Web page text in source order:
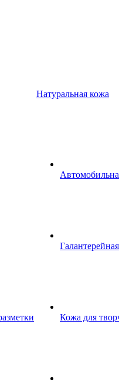
Натуральная кожа
Кожа для